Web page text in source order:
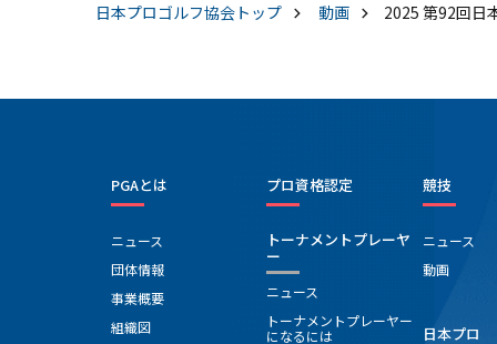
日本プロゴルフ協会 トップ 動画 2025 第92回日
PGAとは
ニュース
団体情報
事業概要
組織図
プロ資格認定
トーナメントプレーヤ
ー
ニュース
トーナメントプレーヤー
になるには
競技
ニュース
動画
日本プロ